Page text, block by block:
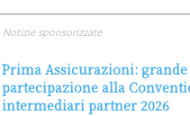
Notizie sponsorizzate
Prima Assicurazioni: grande
partecipazione alla
intermediari partner 2026